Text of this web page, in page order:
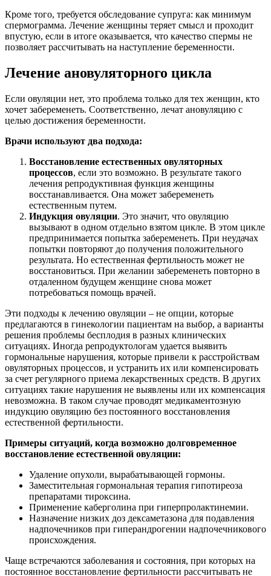
Кроме того, требуется обследование супруга: как минимум
спермограмма. Лечение женщины теряет смысл и проходит
впустую, если в итоге оказывается, что качество спермы не
позволяет рассчитывать на наступление беременности.
Лечение ановуляторного цикла
Если овуляции нет, это проблема только для тех женщин, кто
хочет забеременеть. Соответственно, лечат ановуляцию с
целью достижения беременности.
Врачи используют два подхода:
Восстановление естественных овуляторных
процессов, если это возможно. В результате такого
лечения репродуктивная функция женщины
восстанавливается. Она может забеременеть
естественным путем.
Индукция овуляции. Это значит, что овуляцию
вызывают в одном отдельно взятом цикле. В этом цикле
предпринимается попытка забеременеть. При неудачах
попытки повторяют до получения положительного
результата. Но естественная фертильность может не
восстановиться. При желании забеременеть повторно в
отдаленном будущем женщине снова может
потребоваться помощь врачей.
Эти подходы к лечению овуляции – не опции, которые
предлагаются в гинекологии пациентам на выбор, а варианты
решения проблемы бесплодия в разных клинических
ситуациях. Иногда репродуктологам удается выявить
гормональные нарушения, которые привели к расстройствам
овуляторных процессов, и устранить их или компенсировать
за счет регулярного приема лекарственных средств. В других
ситуациях такие нарушения не выявлены или их компенсация
невозможна. В таком случае проводят медикаментозную
индукцию овуляцию без постоянного восстановления
естественной фертильности.
Примеры ситуаций, когда возможно долговременное
восстановление естественной овуляции:
Удаление опухоли, вырабатывающей гормоны.
Заместительная гормональная терапия гипотиреоза
препаратами тироксина.
Применение каберголина при гиперпролактинемии.
Назначение низких доз дексаметазона для подавления
надпочечников при гиперандрогении надпочечникового
происхождения.
Чаще встречаются заболевания и состояния, при которых на
постоянное восстановление фертильности рассчитывать не